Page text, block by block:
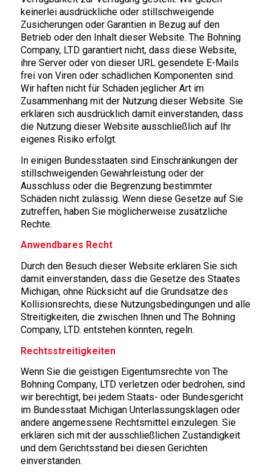
keinerlei ausdrückliche oder stillschweigende
Zusicherungen oder Garantien in Bezug auf den
Betrieb oder den Inhalt dieser Website. The Bohning
Company, LTD garantiert nicht, dass diese Website,
ihre Server oder von dieser URL gesendete E-Mails
frei von Viren oder schädlichen Komponenten sind.
Wir haften nicht für Schäden jeglicher Art im
Zusammenhang mit der Nutzung dieser Website. Sie
erklären sich ausdrücklich damit einverstanden, dass
die Nutzung dieser Website ausschließlich auf Ihr
eigenes Risiko erfolgt.
In einigen Bundesstaaten sind Einschränkungen der
stillschweigenden Gewährleistung oder der
Ausschluss oder die Begrenzung bestimmter
Schäden nicht zulässig. Wenn diese Gesetze auf Sie
zutreffen, haben Sie möglicherweise zusätzliche
Rechte.
Anwendbares Recht
Durch den Besuch dieser Website erklären Sie sich
damit einverstanden, dass die Gesetze des Staates
Michigan, ohne Rücksicht auf die Grundsätze des
Kollisionsrechts, diese Nutzungsbedingungen und alle
Streitigkeiten, die zwischen Ihnen und The Bohning
Company, LTD. entstehen könnten, regeln.
Rechtsstreitigkeiten
Wenn Sie die geistigen Eigentumsrechte von The
Bohning Company, LTD verletzen oder bedrohen, sind
wir berechtigt, bei jedem Staats- oder Bundesgericht
im Bundesstaat Michigan Unterlassungsklagen oder
andere angemessene Rechtsmittel einzulegen. Sie
erklären sich mit der ausschließlichen Zuständigkeit
und dem Gerichtsstand bei diesen Gerichten
einverstanden.